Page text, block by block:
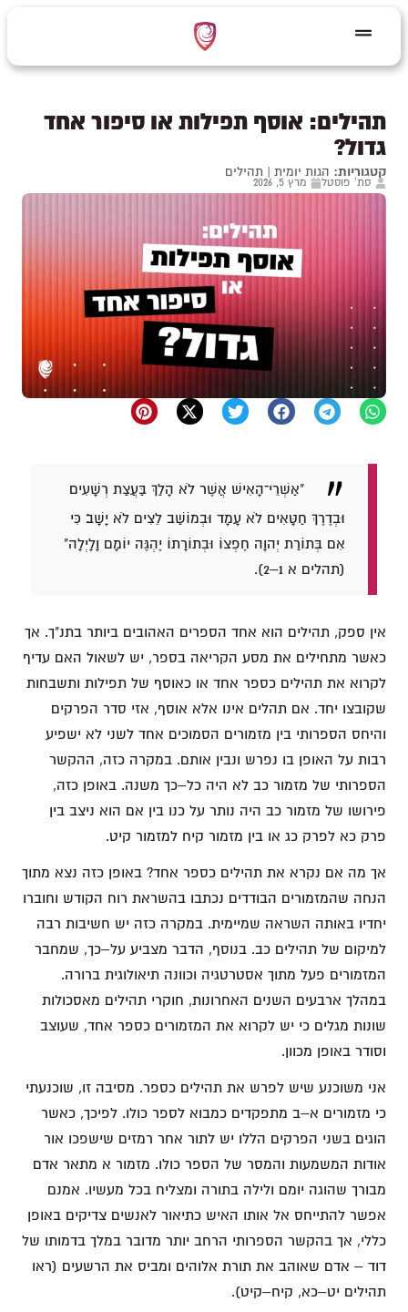
תהילים: אוסף תפילות או סיפור אחד
גדול?
קטגוריות: הגות יומית | תהילים
סת' פוסטל מרץ 5, 2026
"אַשְׁרֵי־הָאִישׁ אֲשֶׁר לֹא הָלַךְ בַּעֲצַת רְשָׁעִים
וּבְדֶרֶךְ חַטָּאִים לֹא עָמָד וּבְמוֹשַׁב לֵצִים לֹא יָשָׁב׃ כִּי
אִם בְּתוֹרַת יְהוָה חֶפְצוֹ וּבְתוֹרָתוֹ יֶהְגֶּה יוֹמָם וָלָיְלָה"
(תהלים א 1–2).
אין ספק, תהילים הוא אחד הספרים האהובים ביותר בתנ"ך. אך
כאשר מתחילים את מסע הקריאה בספר, יש לשאול האם עדיף
לקרוא את תהילים כספר אחד או כאוסף של תפילות ותשבחות
שקובצו יחד. אם תהלים אינו אלא אוסף, אזי סדר הפרקים
והיחס הספרותי בין מזמורים הסמוכים אחד לשני לא ישפיע
רבות על האופן בו נפרש ונבין אותם. במקרה כזה, ההקשר
הספרותי של מזמור כב לא היה כל–כך משנה. באופן כזה,
פירושו של מזמור כב היה נותר על כנו בין אם הוא ניצב בין
פרק כא לפרק כג או בין מזמור קיח למזמור קיט.
אך מה אם נקרא את תהילים כספר אחד? באופן כזה נצא מתוך
הנחה שהמזמורים הבודדים נכתבו בהשראת רוח הקודש וחוברו
יחדיו באותה השראה שמיימית. במקרה כזה יש חשיבות רבה
למיקום של תהילים כב. בנוסף, הדבר מצביע על–כך, שמחבר
המזמורים פעל מתוך אסטרטגיה וכוונה תיאולוגית ברורה.
במהלך ארבעים השנים האחרונות, חוקרי תהילים מאסכולות
שונות מגלים כי יש לקרוא את המזמורים כספר אחד, שעוצב
וסודר באופן מכוון.
אני משוכנע שיש לפרש את תהילים כספר. מסיבה זו, שוכנעתי
כי מזמורים א–ב מתפקדים כמבוא לספר כולו. לפיכך, כאשר
הוגים בשני הפרקים הללו יש לתור אחר רמזים שישפכו אור
אודות המשמעות והמסר של הספר כולו. מזמור א מתאר אדם
מבורך שהוגה יומם ולילה בתורה ומצליח בכל מעשיו. אמנם
אפשר להתייחס אל אותו האיש כתיאור לאנשים צדיקים באופן
כללי, אך בהקשר הספרותי הרחב יותר מדובר במלך בדמותו של
דוד – אדם שאוהב את תורת אלוהים ומביס את הרשעים (ראו
תהילים יט–כא, קיח–קיט).